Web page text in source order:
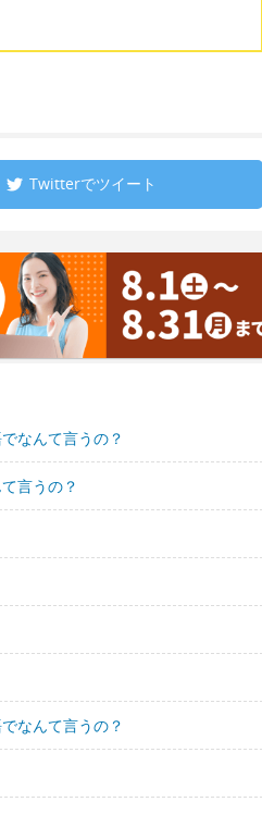
Twitterでツイート
なんて言うの？
言うの？
なんて言うの？